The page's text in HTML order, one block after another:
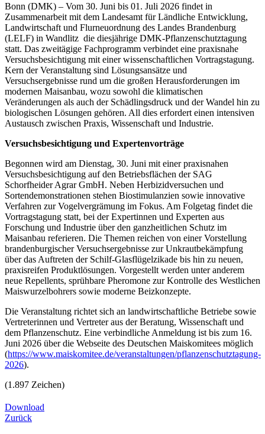
Bonn (DMK) – Vom 30. Juni bis 01. Juli 2026 findet in
Zusammenarbeit mit dem Landesamt für Ländliche Entwicklung,
Landwirtschaft und Flurneuordnung des Landes Brandenburg
(LELF) in Wandlitz die diesjährige DMK-Pflanzenschutztagung
statt. Das zweitägige Fachprogramm verbindet eine praxisnahe
Versuchsbesichtigung mit einer wissenschaftlichen Vortragstagung.
Kern der Veranstaltung sind Lösungsansätze und
Versuchsergebnisse rund um die großen Herausforderungen im
modernen Maisanbau, wozu sowohl die klimatischen
Veränderungen als auch der Schädlingsdruck und der Wandel hin zu
biologischen Lösungen gehören. All dies erfordert einen intensiven
Austausch zwischen Praxis, Wissenschaft und Industrie.
Versuchsbesichtigung und Expertenvorträge
Begonnen wird am Dienstag, 30. Juni mit einer praxisnahen
Versuchsbesichtigung auf den Betriebsflächen der SAG
Schorfheider Agrar GmbH. Neben Herbizidversuchen und
Sortendemonstrationen stehen Biostimulanzien sowie innovative
Verfahren zur Vogelvergrämung im Fokus. Am Folgetag findet die
Vortragstagung statt, bei der Expertinnen und Experten aus
Forschung und Industrie über den ganzheitlichen Schutz im
Maisanbau referieren. Die Themen reichen von einer Vorstellung
brandenburgischer Versuchsergebnisse zur Unkrautbekämpfung
über das Auftreten der Schilf-Glasflügelzikade bis hin zu neuen,
praxisreifen Produktlösungen. Vorgestellt werden unter anderem
neue Repellents, sprühbare Pheromone zur Kontrolle des Westlichen
Maiswurzelbohrers sowie moderne Beizkonzepte.
Die Veranstaltung richtet sich an landwirtschaftliche Betriebe sowie
Vertreterinnen und Vertreter aus der Beratung, Wissenschaft und
dem Pflanzenschutz. Eine verbindliche Anmeldung ist bis zum 16.
Juni 2026 über die Webseite des Deutschen Maiskomitees möglich
(https://www.maiskomitee.de/veranstaltungen/pflanzenschutztagung-
2026).
(1.897 Zeichen)
Download
Zurück